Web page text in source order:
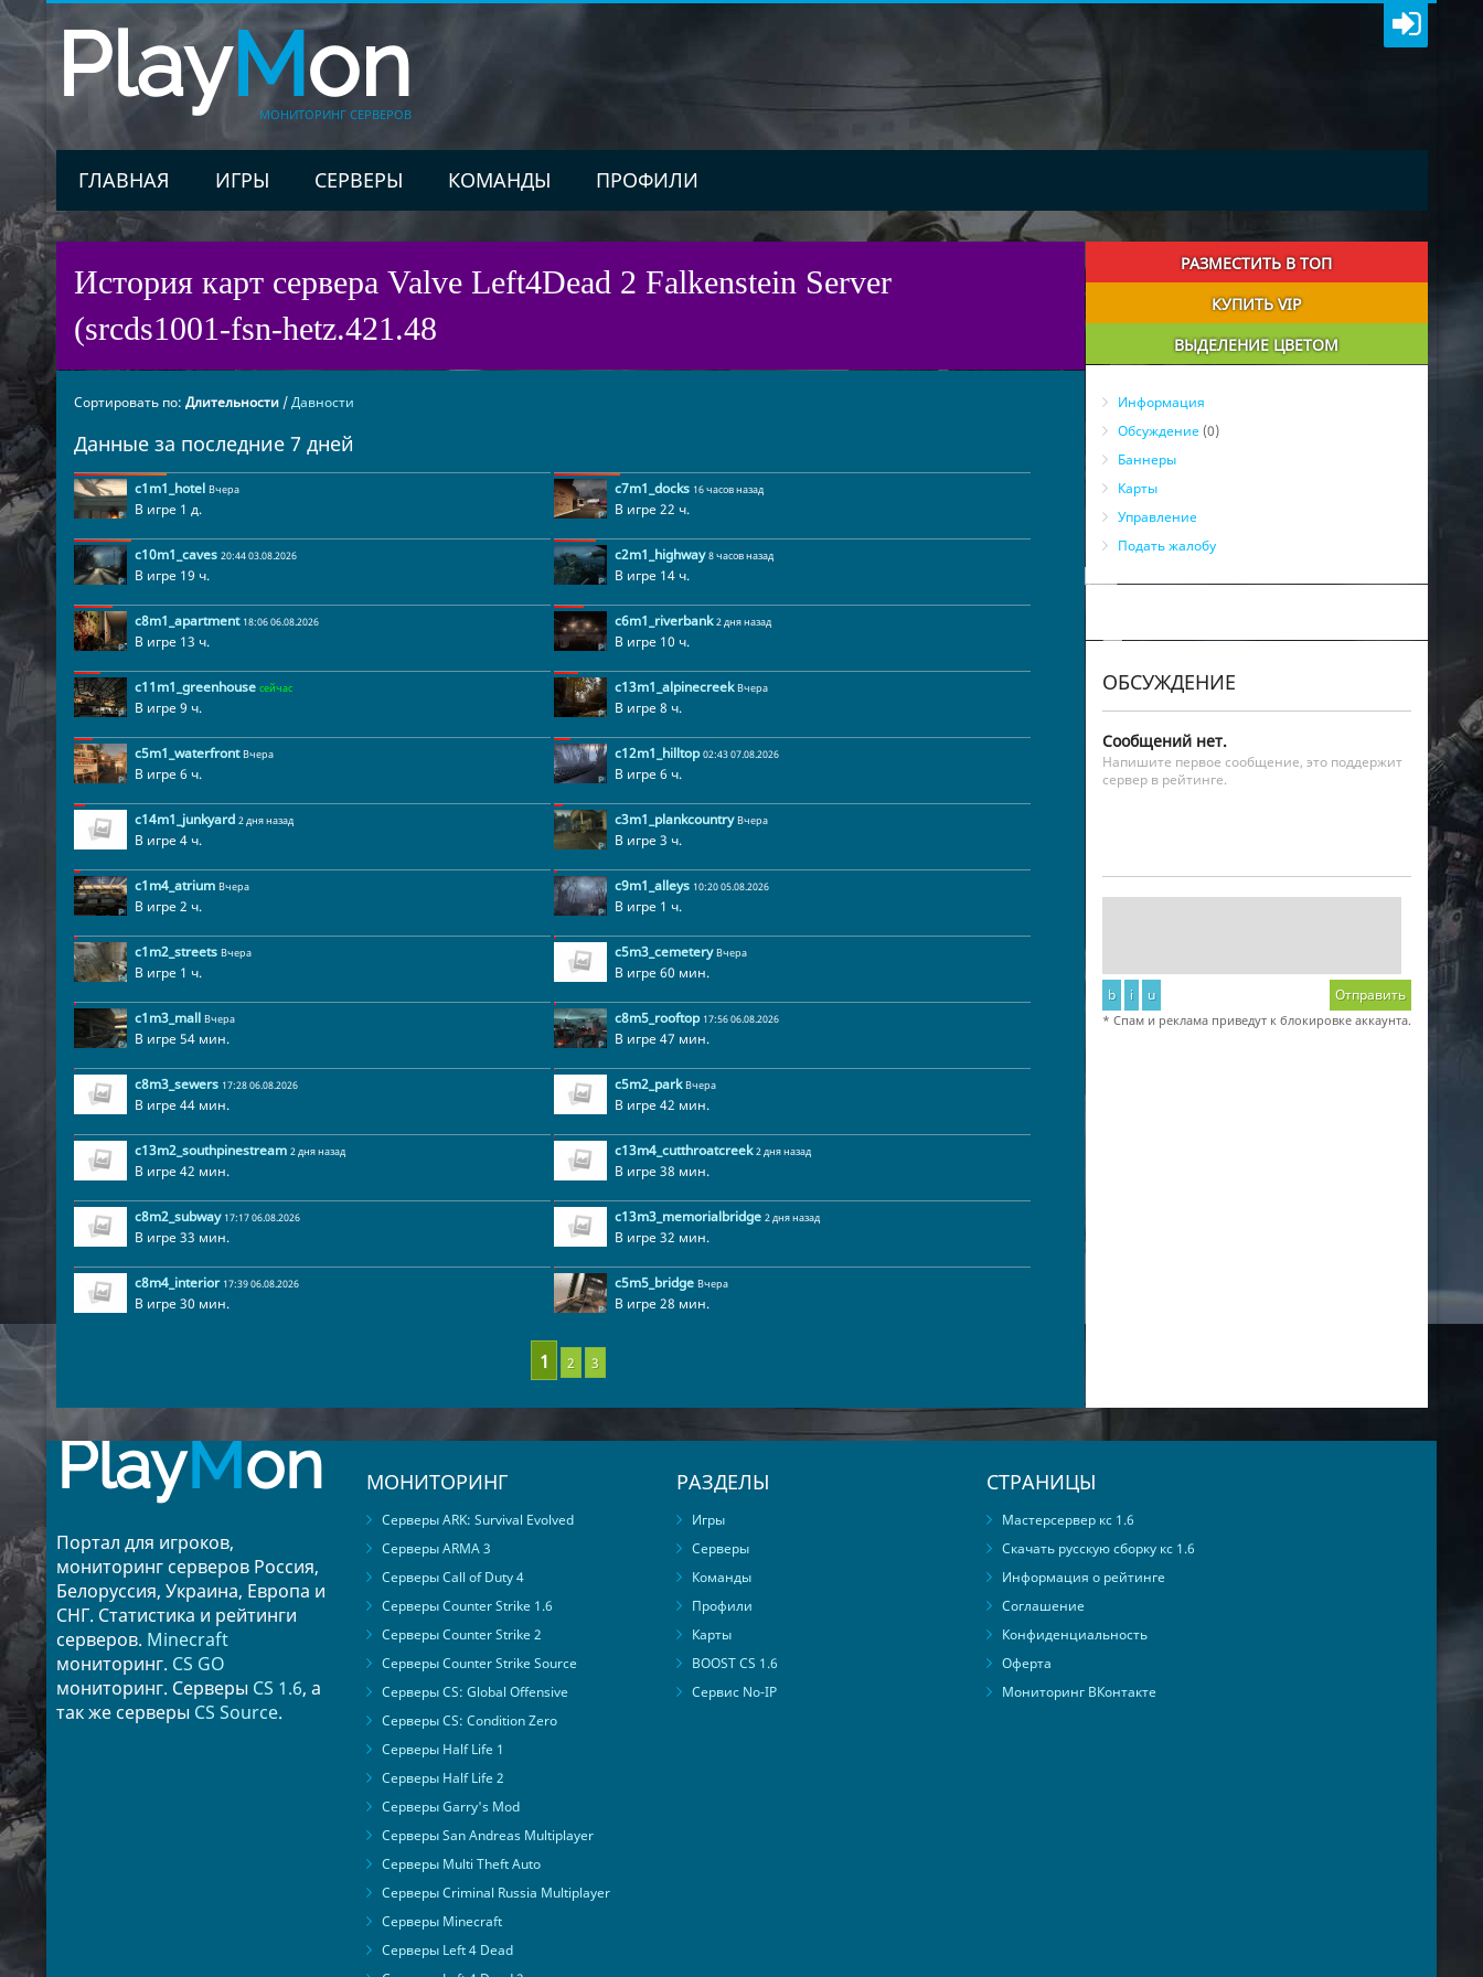
PlayMon
МОНИТОРИНГ СЕРВЕРОВ
ГЛАВНАЯ ИГРЫ СЕРВЕРЫ КОМАНДЫ ПРОФИЛИ
История карт сервера Valve Left4Dead 2 Falkenstein Server
(srcds1001-fsn-hetz.421.48
Сортировать по: Длительности/Давности
Данные за последние 7 дней
c1m1_hotel Вчера
В игре 1 д.
c7m1_docks 16 часов назад
В игре 22 ч.
c10m1_caves 20:44 03.08.2026
В игре 19 ч.
c2m1_highway 8 часов назад
В игре 14 ч.
c8m1_apartment 18:06 06.08.2026
В игре 13 ч.
c6m1_riverbank 2 дня назад
В игре 10 ч.
c11m1_greenhouse сейчас
В игре 9 ч.
c13m1_alpinecreek Вчера
В игре 8 ч.
c5m1_waterfront Вчера
В игре 6 ч.
c12m1_hilltop 02:43 07.08.2026
В игре 6 ч.
c14m1_junkyard 2 дня назад
В игре 4 ч.
c3m1_plankcountry Вчера
В игре 3 ч.
c1m4_atrium Вчера
В игре 2 ч.
c9m1_alleys 10:20 05.08.2026
В игре 1 ч.
c1m2_streets Вчера
В игре 1 ч.
c5m3_cemetery Вчера
В игре 60 мин.
c1m3_mall Вчера
В игре 54 мин.
c8m5_rooftop 17:56 06.08.2026
В игре 47 мин.
c8m3_sewers 17:28 06.08.2026
В игре 44 мин.
c5m2_park Вчера
В игре 42 мин.
c13m2_southpinestream 2 дня назад
В игре 42 мин.
c13m4_cutthroatcreek 2 дня назад
В игре 38 мин.
c8m2_subway 17:17 06.08.2026
В игре 33 мин.
c13m3_memorialbridge 2 дня назад
В игре 32 мин.
c8m4_interior 17:39 06.08.2026
В игре 30 мин.
c5m5_bridge Вчера
В игре 28 мин.
2 3
РАЗМЕСТИТЬ В ТОП
КУПИТЬ VIP
ВЫДЕЛЕНИЕ ЦВЕТОМ
Информация
Обсуждение(0)
Баннеры
Карты
Управление
Подать жалобу
ОБСУЖДЕНИЕ
Сообщений нет.
Напишите первое сообщение, это поддержит
сервер в рейтинге.
b i u Отправить
* Спам и реклама приведут к блокировке аккаунта.
PlayMon
Портал для игроков,
мониторинг серверов Россия,
Белоруссия, Украина, Европа и
СНГ. Статистика и рейтинги
серверов. Minecraft
мониторинг. CS GO
мониторинг. Серверы CS 1.6, а
так же серверы CS Source.
МОНИТОРИНГ
Серверы ARK: Survival Evolved
Серверы ARMA 3
Серверы Call of Duty 4
Серверы Counter Strike 1.6
Серверы Counter Strike 2
Серверы Counter Strike Source
Серверы CS: Global Offensive
Серверы CS: Condition Zero
Серверы Half Life 1
Серверы Half Life 2
Серверы Garry's Mod
Серверы San Andreas Multiplayer
Серверы Multi Theft Auto
Серверы Criminal Russia Multiplayer
Серверы Minecraft
Серверы Left 4 Dead
РАЗДЕЛЫ
Игры
Серверы
Команды
Профили
Карты
BOOST CS 1.6
Сервис No-IP
СТРАНИЦЫ
Мастерсервер кс 1.6
Скачать русскую сборку кс 1.6
Информация о рейтинге
Соглашение
Конфиденциальность
Оферта
Мониторинг ВКонтакте